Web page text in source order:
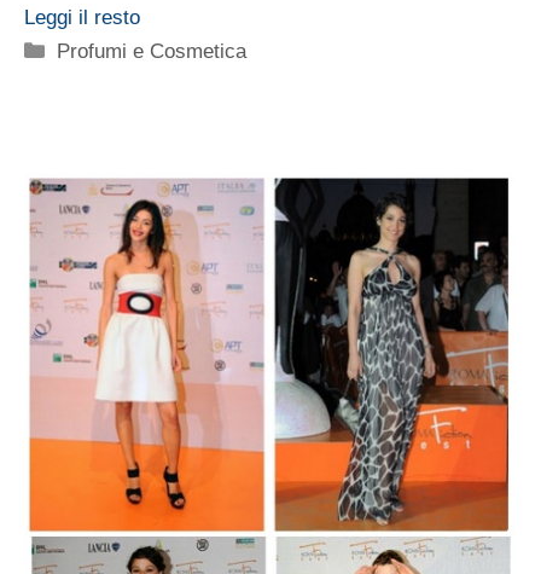
Leggi il resto
Categorie
Profumi e Cosmetica